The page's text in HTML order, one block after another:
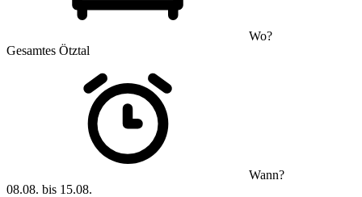
Wo?
Gesamtes Ötztal
Wann?
08.08. bis 15.08.